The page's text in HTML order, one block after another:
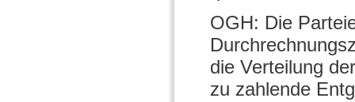
OGH: Die
die Verteilung
zu zahlende